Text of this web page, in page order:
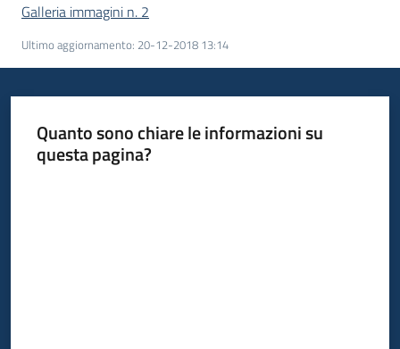
Galleria immagini n. 2
Ultimo aggiornamento: 20-12-2018 13:14
Quanto sono chiare le informazioni su
questa pagina?